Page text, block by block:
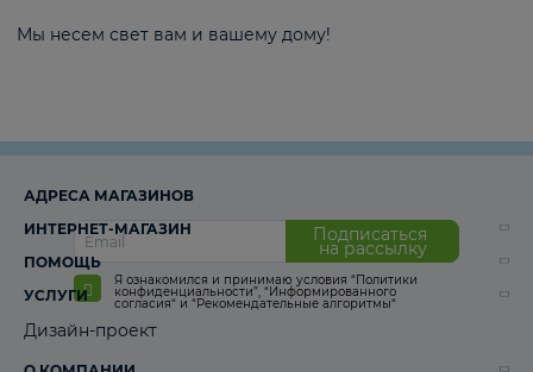
Мы несем свет вам и вашему дому!
Подписаться
на рассылку
Я ознакомился и принимаю условия “Политики
конфиденциальности”, “Информированного
согласия“ и “Рекомендательные алгоритмы“
АДРЕСА МАГАЗИНОВ
ИНТЕРНЕТ-МАГАЗИН
ПОМОЩЬ
УСЛУГИ
Дизайн-проект